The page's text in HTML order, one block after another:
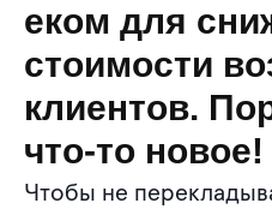
еком для
стоимости
клиентов.
что-то новое!
Чтобы не